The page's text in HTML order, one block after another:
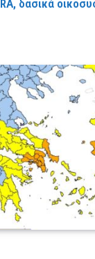
δασικά